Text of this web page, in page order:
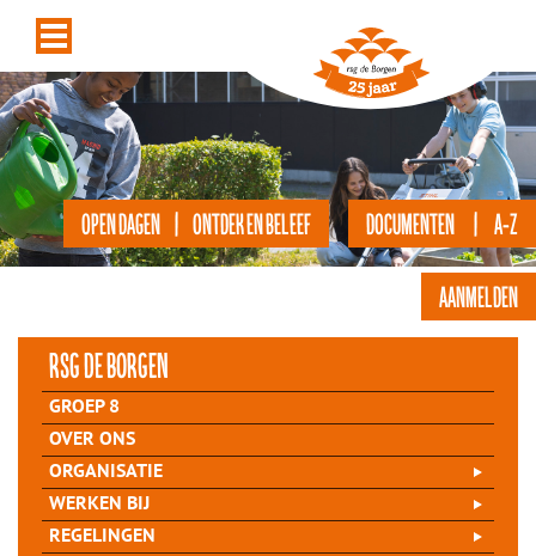
DOCUMENTEN | A-Z
OPEN DAGEN | ONTDEK EN BELEEF
AANMELDEN
rsg de Borgen
GROEP 8
OVER ONS
ORGANISATIE
WERKEN BIJ
REGELINGEN